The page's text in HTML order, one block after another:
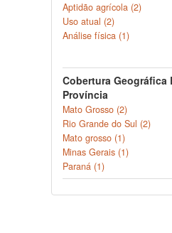
Aptidão agrícola (2)
Uso atual (2)
Análise física (1)
Cobertura Geográfica
Província
Mato Grosso (2)
Rio Grande do Sul (2)
Mato grosso (1)
Minas Gerais (1)
Paraná (1)